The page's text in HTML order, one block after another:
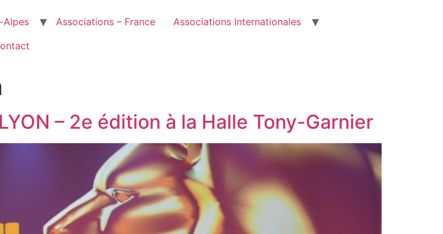
Alpes Associations – France
Associations Internationales
– 2e édition à la Halle Tony-Garnier